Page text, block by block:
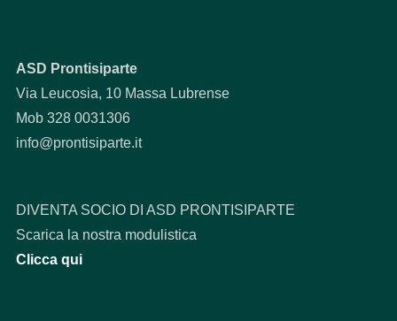
ASD Prontisiparte
Via Leucosia, 10 Massa Lubrense
Mob 328 0031306
info@prontisiparte.it
DIVENTA SOCIO DI ASD PRONTISIPARTE
Scarica la nostra modulistica
Clicca qui